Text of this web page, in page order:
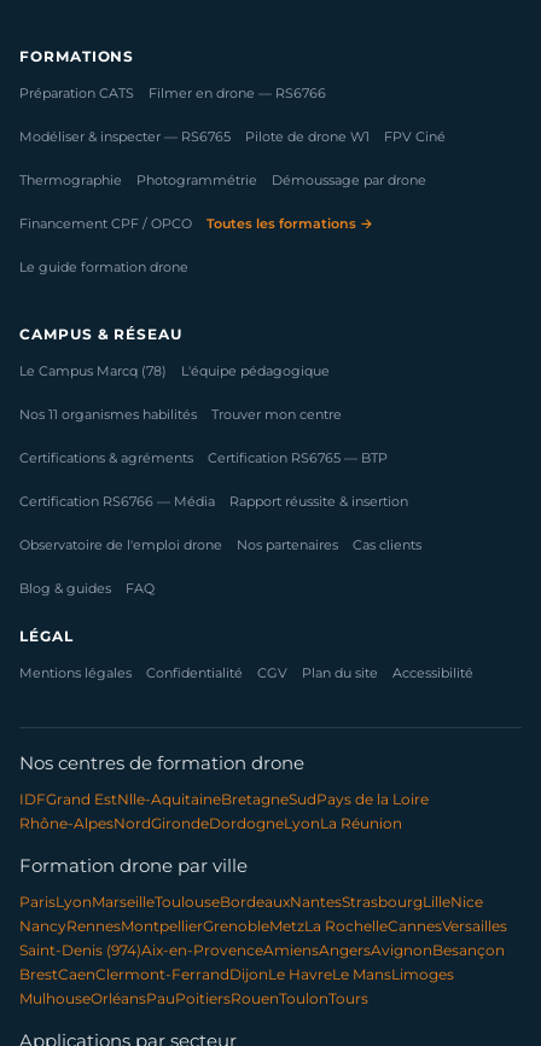
FORMATIONS
Préparation CATS Filmer en drone — RS6766
Modéliser & inspecter — RS6765 Pilote de drone W1 FPV Ciné
Thermographie Photogrammétrie Démoussage par drone
Financement CPF / OPCO Toutes les formations →
Le guide formation drone
CAMPUS & RÉSEAU
Le Campus Marcq (78) L'équipe pédagogique
Nos 11 organismes habilités Trouver mon centre
Certifications & agréments Certification RS6765 — BTP
Certification RS6766 — Média Rapport réussite & insertion
Observatoire de l'emploi drone Nos partenaires Cas clients
Blog & guides FAQ
LÉGAL
Mentions légales Confidentialité CGV Plan du site Accessibilité
Nos centres de formation drone
IDFGrand EstNlle-AquitaineBretagneSudPays de la Loire
Rhône-AlpesNordGirondeDordogneLyonLa Réunion
Formation drone par ville
ParisLyonMarseilleToulouseBordeauxNantesStrasbourgLilleNice
NancyRennesMontpellierGrenobleMetzLa RochelleCannesVersailles
Saint-Denis (974)Aix-en-ProvenceAmiensAngersAvignonBesançon
BrestCaenClermont-FerrandDijonLe HavreLe MansLimoges
MulhouseOrléansPauPoitiersRouenToulonTours
Applications par secteur